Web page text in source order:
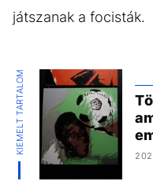
játszanak a focisták.
KIEMELT TARTALOM